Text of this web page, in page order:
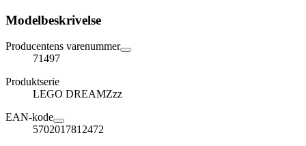
Modelbeskrivelse
Producentens varenummer
71497
Produktserie
LEGO DREAMZzz
EAN-kode
5702017812472